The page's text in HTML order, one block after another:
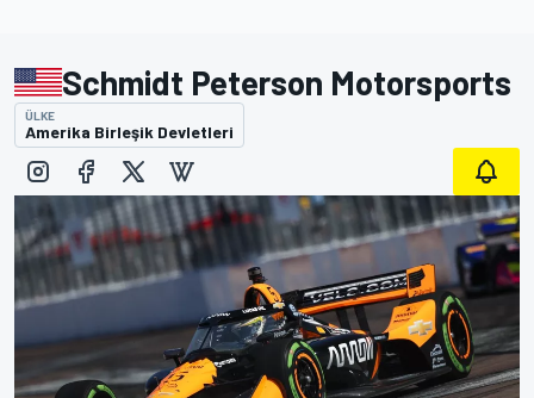
Schmidt Peterson Motorsports
ÜLKE
Amerika Birleşik Devletleri